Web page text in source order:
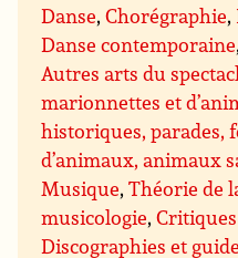
Danse,Chorégraphie,
Danse contemporaine
Autres arts du
marionnettes et
historiques, parades,
d’animaux, animaux
Musique,Théorie de
musicologie,
Discographies et